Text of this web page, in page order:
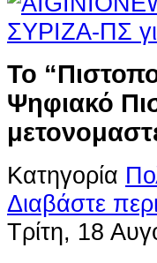
Το
Ψηφιακό
Κατηγορία
Διαβάστε
Τρίτη, 18